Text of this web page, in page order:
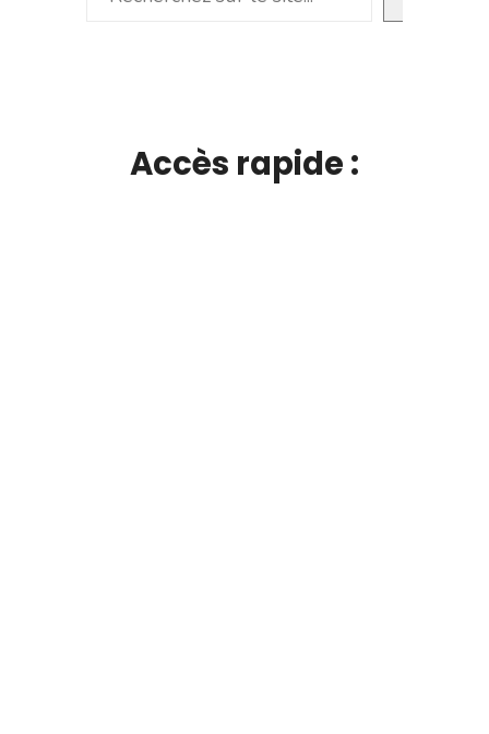
Accès rapide :